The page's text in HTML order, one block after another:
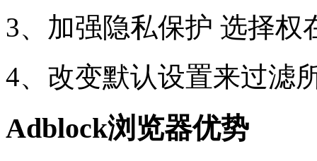
3、加强隐私保护 选择权
4、改变默认设置来过滤
Adblock浏览器优势